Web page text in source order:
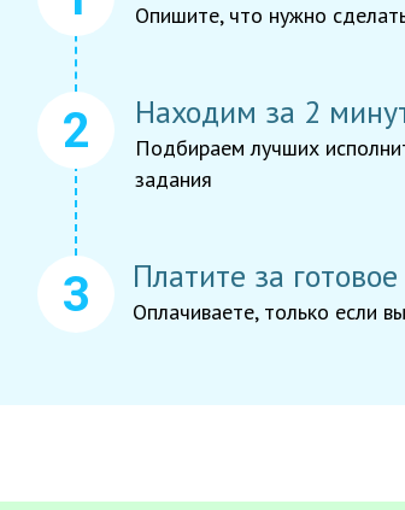
Опишите, что нужно
Находим за 2
Подбираем лучших
задания
Платите за
Оплачиваете, только если